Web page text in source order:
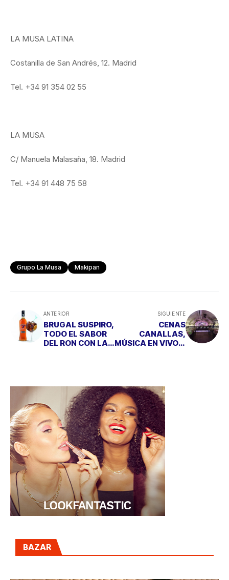
LA MUSA LATINA
Costanilla de San Andrés, 12. Madrid
Tel. +34 91 354 02 55
LA MUSA
C/ Manuela Malasaña, 18. Madrid
Tel. +34 91 448 75 58
Grupo La Musa Makipan
ANTERIOR
BRUGAL SUSPIRO,
TODO EL SABOR
DEL RON CON LA
SIGUIENTE
CENAS
CANALLAS,
MÚSICA EN VIVO Y
BAZAR